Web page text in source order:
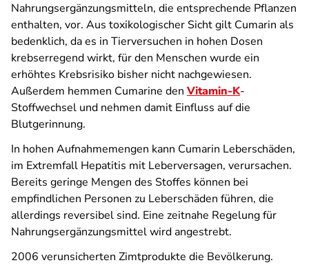
Nahrungsergänzungsmitteln, die entsprechende Pflanzen
enthalten, vor. Aus toxikologischer Sicht gilt Cumarin als
bedenklich, da es in Tierversuchen in hohen Dosen
krebserregend wirkt, für den Menschen wurde ein
erhöhtes Krebsrisiko bisher nicht nachgewiesen.
Außerdem hemmen Cumarine den Vitamin-K-
Stoffwechsel und nehmen damit Einfluss auf die
Blutgerinnung.
In hohen Aufnahmemengen kann Cumarin Leberschäden,
im Extremfall Hepatitis mit Leberversagen, verursachen.
Bereits geringe Mengen des Stoffes können bei
empfindlichen Personen zu Leberschäden führen, die
allerdings reversibel sind. Eine zeitnahe Regelung für
Nahrungsergänzungsmittel wird angestrebt.
2006 verunsicherten Zimtprodukte die Bevölkerung.